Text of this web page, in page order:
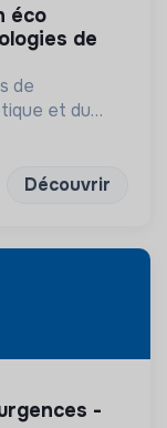
de
de
et du
Découvrir